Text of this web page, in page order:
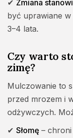
✔ Zmiana
być uprawiane w
3–4 lata.
Czy warto
zimę?
Mulczowanie to
przed mrozem i
odżywczych.
✔ Słomę –